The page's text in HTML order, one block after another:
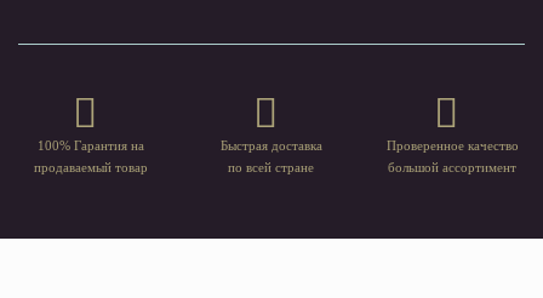
100% Гарантия на
продаваемый товар
Быстрая доставка
по всей стране
Проверенное качество
большой ассортимент